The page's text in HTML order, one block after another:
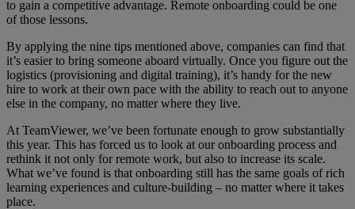
to gain a competitive advantage. Remote onboarding could be one
of those lessons.
By applying the nine tips mentioned above, companies can find that
it’s easier to bring someone aboard virtually. Once you figure out the
logistics (provisioning and digital training), it’s handy for the new
hire to work at their own pace with the ability to reach out to anyone
else in the company, no matter where they live.
At TeamViewer, we’ve been fortunate enough to grow substantially
this year. This has forced us to look at our onboarding process and
rethink it not only for remote work, but also to increase its scale.
What we’ve found is that onboarding still has the same goals of rich
learning experiences and culture-building – no matter where it takes
place.